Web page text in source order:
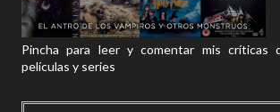
Pincha para leer y comentar mis críticas
películas y series